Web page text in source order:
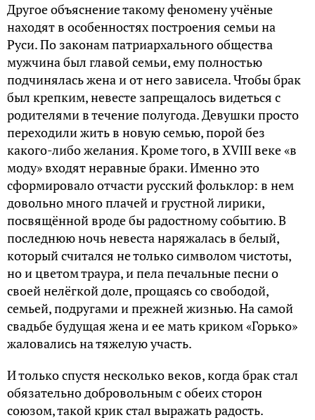
Другое объяснение такому феномену учёные
находят в особенностях построения семьи на
Руси. По законам патриархального общества
мужчина был главой семьи, ему полностью
подчинялась жена и от него зависела. Чтобы брак
был крепким, невесте запрещалось видеться с
родителями в течение полугода. Девушки просто
переходили жить в новую семью, порой без
какого-либо желания. Кроме того, в XVIII веке «в
моду» входят неравные браки. Именно это
сформировало отчасти русский фольклор: в нем
довольно много плачей и грустной лирики,
посвящённой вроде бы радостному событию. В
последнюю ночь невеста наряжалась в белый,
который считался не только символом чистоты,
но и цветом траура, и пела печальные песни о
своей нелёгкой доле, прощаясь со свободой,
семьей, подругами и прежней жизнью. На самой
свадьбе будущая жена и ее мать криком «Горько»
жаловались на тяжелую участь.
И только спустя несколько веков, когда брак стал
обязательно добровольным с обеих сторон
союзом, такой крик стал выражать радость.